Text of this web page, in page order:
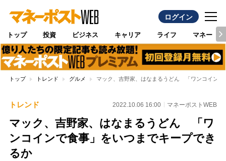
ログイン
トップ 投資 ビジネス キャリア ライフ マネー
トップ トレンド グルメ マック、吉野家、はなまるうどん 「ワンコインで
トレンド 2022.10.06 16:00 マネーポストWEB
マック、吉野家、はなまるうどん 「ワ
ンコインで食事」をいつまでキープでき
るか